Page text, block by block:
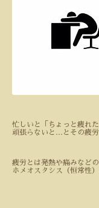
忙しいと「ちょっと疲れ
頑張らないと … とその疲
疲労とは発熱や痛みなど
ホメオスタシス（恒常性